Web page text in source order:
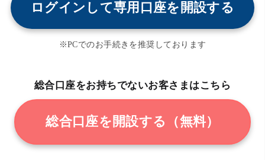
ログインして専用口座を開設する
※PCでのお手続きを推奨しております
総合口座をお持ちでないお客さまはこちら
総合口座を開設する（無料）